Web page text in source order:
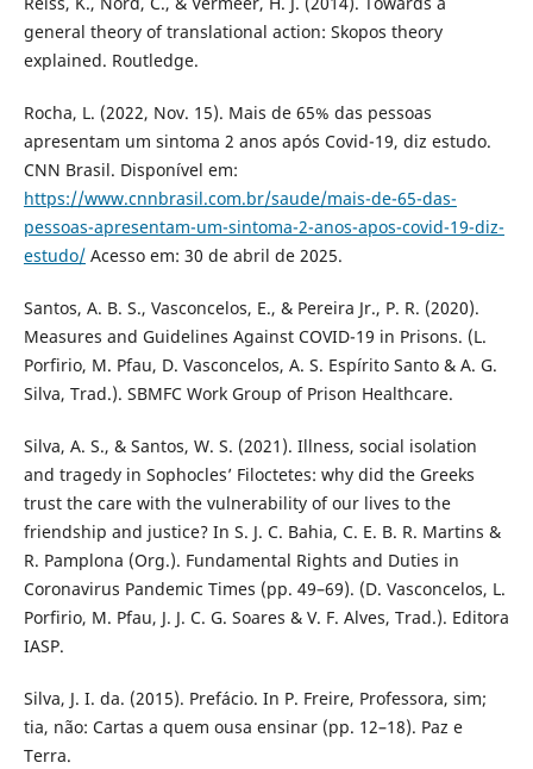
general theory of translational action: Skopos theory
explained. Routledge.
Rocha, L. (2022, Nov. 15). Mais de 65% das pessoas
apresentam um sintoma 2 anos após Covid-19, diz estudo.
CNN Brasil. Disponível em:
https://www.cnnbrasil.com.br/saude/mais-de-65-das-
pessoas-apresentam-um-sintoma-2-anos-apos-covid-19-diz-
estudo/Acesso em: 30 de abril de 2025.
Santos, A. B. S., Vasconcelos, E., & Pereira Jr., P. R. (2020).
Measures and Guidelines Against COVID-19 in Prisons. (L.
Porfirio, M. Pfau, D. Vasconcelos, A. S. Espírito Santo & A. G.
Silva, Trad.). SBMFC Work Group of Prison Healthcare.
Silva, A. S., & Santos, W. S. (2021). Illness, social isolation
and tragedy in Sophocles’ Filoctetes: why did the Greeks
trust the care with the vulnerability of our lives to the
friendship and justice? In S. J. C. Bahia, C. E. B. R. Martins &
R. Pamplona (Org.). Fundamental Rights and Duties in
Coronavirus Pandemic Times (pp. 49–69). (D. Vasconcelos, L.
Porfirio, M. Pfau, J. J. C. G. Soares & V. F. Alves, Trad.). Editora
IASP.
Silva, J. I. da. (2015). Prefácio. In P. Freire, Professora, sim;
tia, não: Cartas a quem ousa ensinar (pp. 12–18). Paz e
Terra.